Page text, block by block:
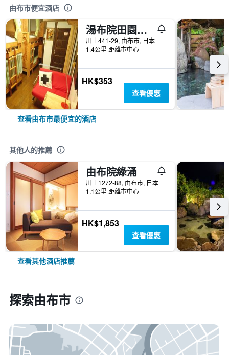
由布市便宜酒店
湯布院田園路青年旅舍
川上441-29, 由布市, 日本
1.4公里 距離市中心
HK$353
查看優惠
查看由布市最便宜的酒店
其他人的推薦
由布院綠涌
川上1272-88, 由布市, 日本
1.1公里 距離市中心
HK$1,853
查看優惠
查看其他酒店推薦
探索由布市